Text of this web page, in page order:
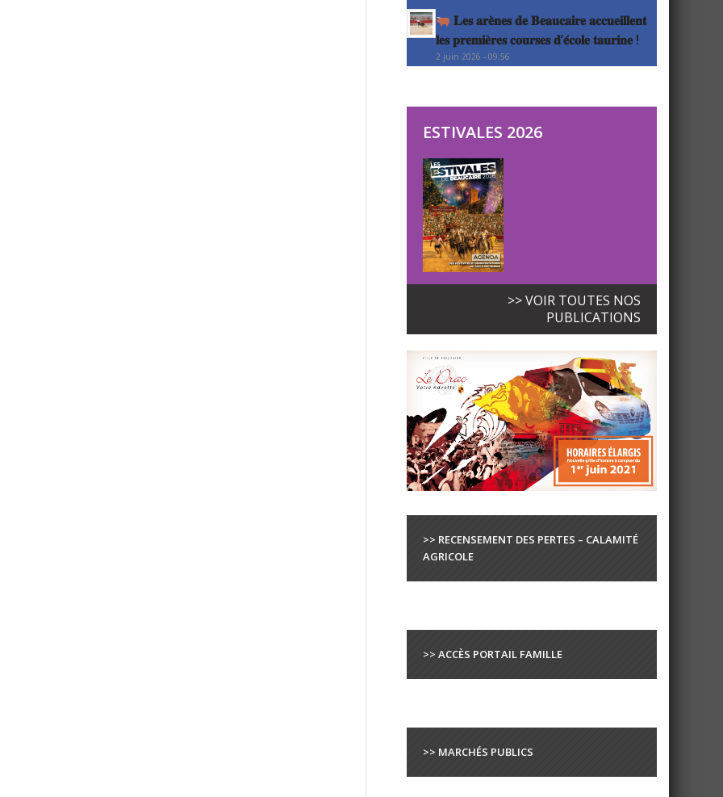
𝐋𝐞𝐬 𝐚𝐫𝐞̀𝐧𝐞𝐬 𝐝𝐞 𝐁𝐞𝐚𝐮𝐜𝐚𝐢𝐫𝐞 𝐚𝐜𝐜𝐮𝐞𝐢𝐥𝐥𝐞𝐧𝐭
𝐥𝐞𝐬 𝐩𝐫𝐞𝐦𝐢𝐞̀𝐫𝐞𝐬 𝐜𝐨𝐮𝐫𝐬𝐞𝐬 𝐝’𝐞́𝐜𝐨𝐥𝐞 𝐭𝐚𝐮𝐫𝐢𝐧𝐞 !
2 juin 2026 - 09:56
ESTIVALES 2026
>> VOIR TOUTES NOS
PUBLICATIONS
>> RECENSEMENT DES PERTES – CALAMITÉ
AGRICOLE
>> ACCÈS PORTAIL FAMILLE
>> MARCHÉS PUBLICS